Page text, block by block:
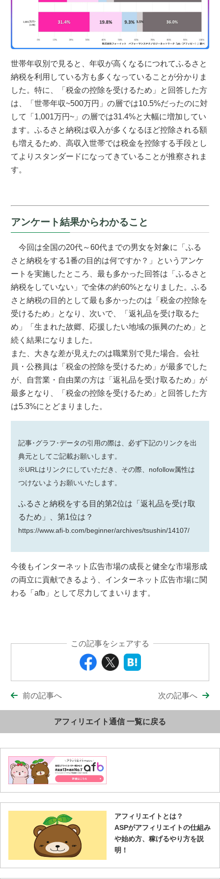
世帯年収別で見ると、年収が高くなるにつれてふるさと
納税を利用している方も多くなっていることが分かりま
した。特に、「税金の控除を受けるため」と回答した方
は、「世帯年収~500万円」の層では10.5%だったのに対
して「1,001万円~」の層では31.4%と大幅に増加してい
ます。ふるさと納税は収入が多くなるほど控除される額
も増えるため、高収入世帯では税金を控除する手段とし
てよりスタンダードになってきていることが推察されま
す。
アンケート結果からわかること
今回は全国の20代～60代までの男女を対象に「ふる
さと納税をする1番の目的は何ですか？」というアンケ
ートを実施したところ、最も多かった回答は「ふるさと
納税をしていない」で全体の約60%となりました。ふる
さと納税の目的として最も多かったのは「税金の控除を
受けるため」となり、次いで、「返礼品を受け取るた
め」「生まれた故郷、応援したい地域の振興のため」と
続く結果になりました。
また、大きな差が見えたのは職業別で見た場合。会社
員・公務員は「税金の控除を受けるため」が最多でした
が、自営業・自由業の方は「返礼品を受け取るため」が
最多となり、「税金の控除を受けるため」と回答した方
は5.3%にとどまりました。
記事･グラフ･データの引用の際は、必ず下記のリンクを出
典元としてご記載お願いします。
※URLはリンクにしていただき、その際、nofollow属性は
つけないようお願いいたします。
ふるさと納税をする目的第2位は「返礼品を受け取
るため」、第1位は？
https://www.afi-b.com/beginner/archives/tsushin/14107/
今後もインターネット広告市場の成長と健全な市場形成
の両立に貢献できるよう、インターネット広告市場に関
わる「afb」として尽力してまいります。
この記事をシェアする
前の記事へ 次の記事へ
アフィリエイト通信 一覧に戻る
アフィリエイトとは？
ASPがアフィリエイトの仕組み
や始め方、稼げるやり方を説
明！